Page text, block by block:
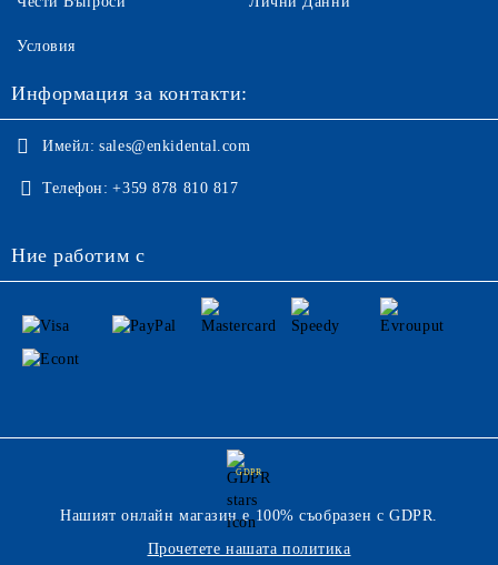
Условия
Информация за контакти:
Имейл: sales@enkidental.com
Телефон: +359 878 810 817
Ние работим с
GDPR
Нашият онлайн магазин е 100% съобразен с GDPR.
Прочетете нашата политика